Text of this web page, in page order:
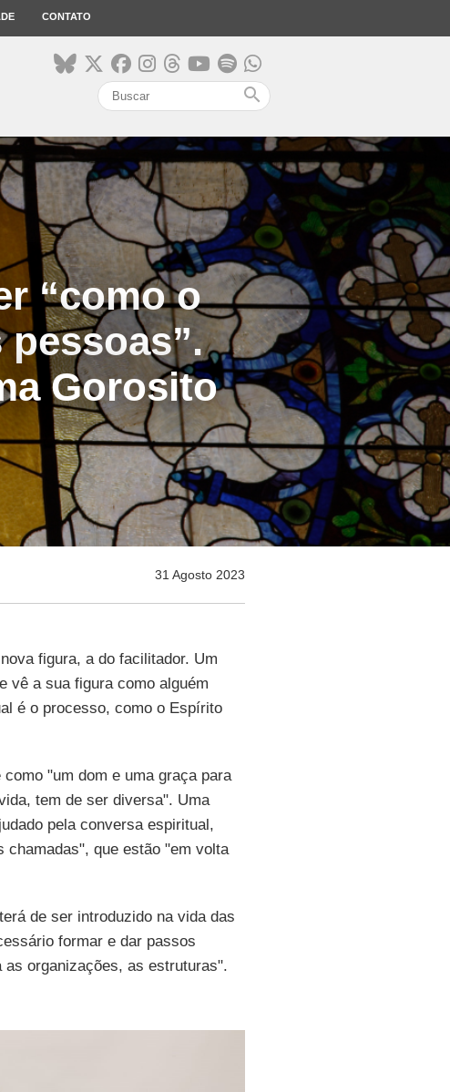
CONTATO
search
“como o
Gorosito
31 Agosto 2023
figura, a do facilitador. Um
vê a sua figura como alguém
é o processo, como o Espírito
"um dom e uma graça para
tem de ser diversa". Uma
pela conversa espiritual,
chamadas", que estão "em volta
de ser introduzido na vida das
formar e dar passos
organizações, as estruturas".